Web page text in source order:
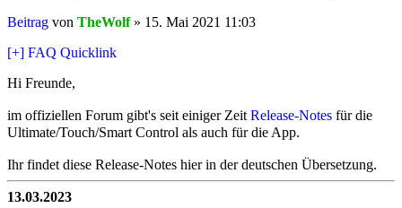
Beitrag von TheWolf» 15. Mai 2021 11:03
[+] FAQ Quicklink
Hi Freunde,
im offiziellen Forum gibt's seit einiger ZeitRelease-Notes für die
Ultimate/Touch/Smart Control als auch für die App.
Ihr findet diese Release-Notes hier in der deutschen Übersetzung.
13.03.2023